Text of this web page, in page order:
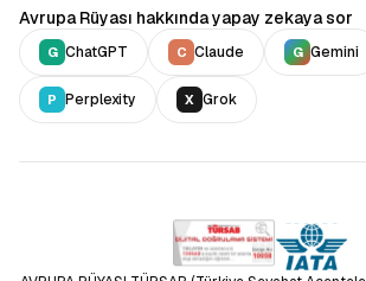
Avrupa Rüyası hakkında yapay zekaya sor
G ChatGPT C Claude G Gemini
P Perplexity X Grok